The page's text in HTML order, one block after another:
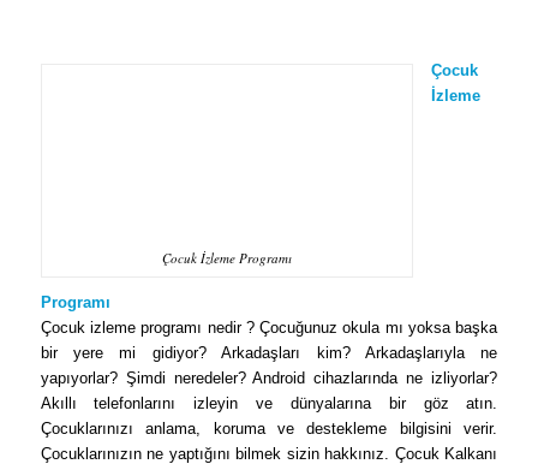
Çocuk İzleme Programı
Çocuk
İzleme
Programı
Çocuk izleme programı nedir ? Çocuğunuz okula mı yoksa başka
bir yere mi gidiyor? Arkadaşları kim? Arkadaşlarıyla ne
yapıyorlar? Şimdi neredeler? Android cihazlarında ne izliyorlar?
Akıllı telefonlarını izleyin ve dünyalarına bir göz atın.
Çocuklarınızı anlama, koruma ve destekleme bilgisini verir.
Çocuklarınızın ne yaptığını bilmek sizin hakkınız. Çocuk Kalkanı